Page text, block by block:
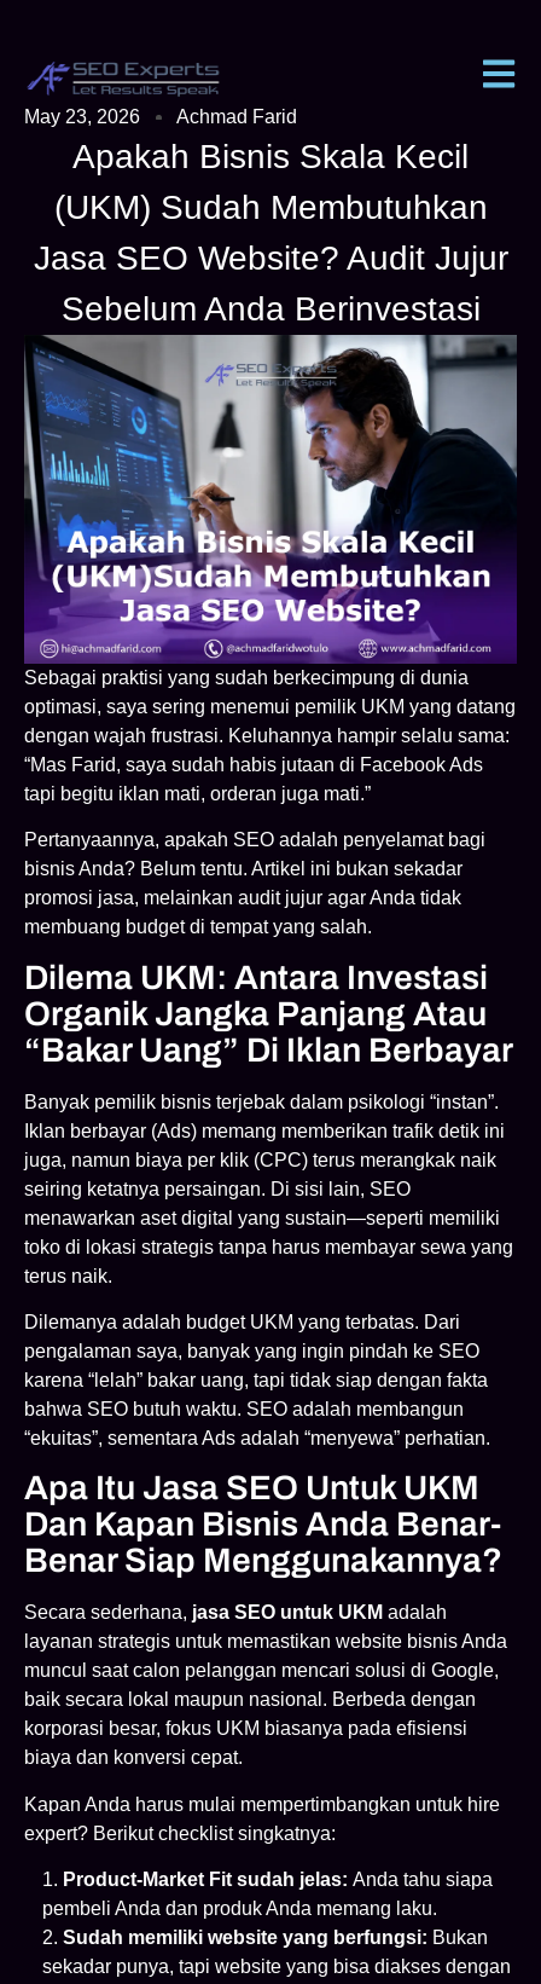
May 23, 2026 Achmad Farid
Apakah Bisnis Skala Kecil
(UKM) Sudah Membutuhkan
Jasa SEO Website? Audit Jujur
Sebelum Anda Berinvestasi
Sebagai praktisi yang sudah berkecimpung di dunia
optimasi, saya sering menemui pemilik UKM yang datang
dengan wajah frustrasi. Keluhannya hampir selalu sama:
“Mas Farid, saya sudah habis jutaan di Facebook Ads
tapi begitu iklan mati, orderan juga mati.”
Pertanyaannya, apakah SEO adalah penyelamat bagi
bisnis Anda? Belum tentu. Artikel ini bukan sekadar
promosi jasa, melainkan audit jujur agar Anda tidak
membuang budget di tempat yang salah.
Dilema UKM: Antara Investasi
Organik Jangka Panjang Atau
“Bakar Uang” Di Iklan Berbayar
Banyak pemilik bisnis terjebak dalam psikologi “instan”.
Iklan berbayar (Ads) memang memberikan trafik detik ini
juga, namun biaya per klik (CPC) terus merangkak naik
seiring ketatnya persaingan. Di sisi lain, SEO
menawarkan aset digital yang sustain—seperti memiliki
toko di lokasi strategis tanpa harus membayar sewa yang
terus naik.
Dilemanya adalah budget UKM yang terbatas. Dari
pengalaman saya, banyak yang ingin pindah ke SEO
karena “lelah” bakar uang, tapi tidak siap dengan fakta
bahwa SEO butuh waktu. SEO adalah membangun
“ekuitas”, sementara Ads adalah “menyewa” perhatian.
Apa Itu Jasa SEO Untuk UKM
Dan Kapan Bisnis Anda Benar-
Benar Siap Menggunakannya?
Secara sederhana, jasa SEO untuk UKM adalah
layanan strategis untuk memastikan website bisnis Anda
muncul saat calon pelanggan mencari solusi di Google,
baik secara lokal maupun nasional. Berbeda dengan
korporasi besar, fokus UKM biasanya pada efisiensi
biaya dan konversi cepat.
Kapan Anda harus mulai mempertimbangkan untuk hire
expert? Berikut checklist singkatnya:
Product-Market Fit sudah jelas: Anda tahu siapa
pembeli Anda dan produk Anda memang laku.
Sudah memiliki website yang berfungsi: Bukan
sekadar punya, tapi website yang bisa diakses dengan